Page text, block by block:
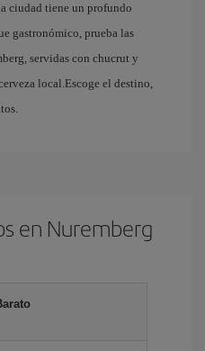
ciudad tiene un profundo
gastronómico, prueba las
servidas con chucrut y
local.Escoge el destino,
en Nuremberg